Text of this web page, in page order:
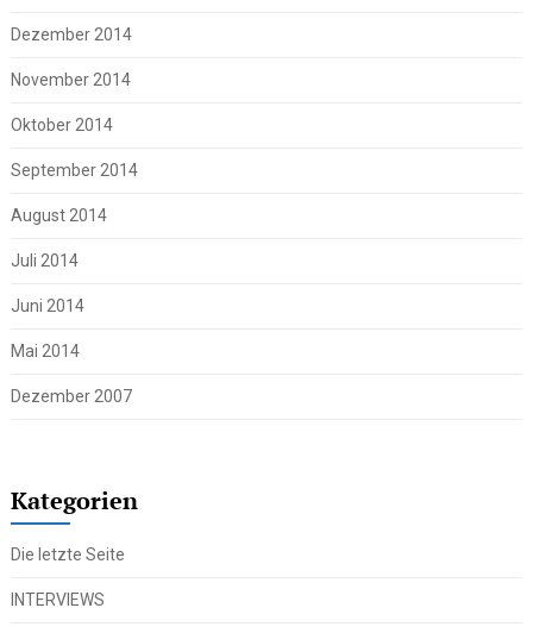
Dezember 2014
November 2014
Oktober 2014
September 2014
August 2014
Juli 2014
Juni 2014
Mai 2014
Dezember 2007
Kategorien
Die letzte Seite
INTERVIEWS